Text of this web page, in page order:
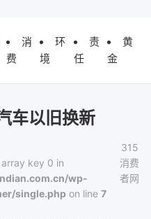
消
费
环
境
责
任
黄
金
车以旧换新
key 0 in
wp-
single.php on line7
315
消费
者网